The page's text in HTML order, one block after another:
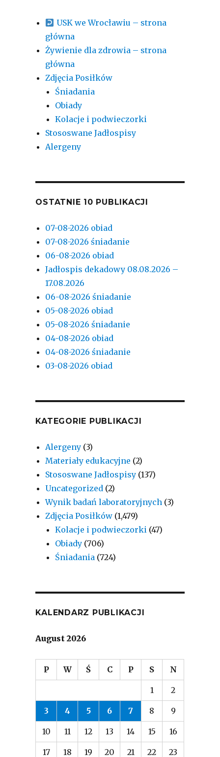
USK we Wrocławiu – strona
główna
Żywienie dla zdrowia – strona
główna
Zdjęcia Posiłków
Śniadania
Obiady
Kolacje i podwieczorki
Stososwane Jadłospisy
Alergeny
OSTATNIE 10 PUBLIKACJI
07-08-2026 obiad
07-08-2026 śniadanie
06-08-2026 obiad
Jadłospis dekadowy 08.08.2026 –
17.08.2026
06-08-2026 śniadanie
05-08-2026 obiad
05-08-2026 śniadanie
04-08-2026 obiad
04-08-2026 śniadanie
03-08-2026 obiad
KATEGORIE PUBLIKACJI
Alergeny (3)
Materiały edukacyjne (2)
Stososwane Jadłospisy (137)
Uncategorized (2)
Wynik badań laboratoryjnych (3)
Zdjęcia Posiłków (1,479)
Kolacje i podwieczorki (47)
Obiady (706)
Śniadania (724)
KALENDARZ PUBLIKACJI
August 2026
P W Ś C P S N
1 2
3 4 5 6 7 8 9
10 11 12 13 14 15 16
17 18 19 20 21 22 23